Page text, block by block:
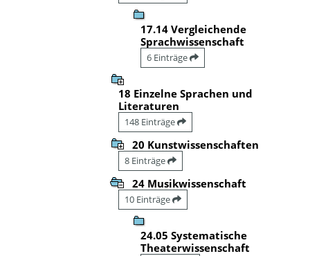
17.14 Vergleichende
Sprachwissenschaft
6 Einträge
18 Einzelne Sprachen und
Literaturen
148 Einträge
20 Kunstwissenschaften
8 Einträge
24 Musikwissenschaft
10 Einträge
24.05 Systematische
Theaterwissenschaft